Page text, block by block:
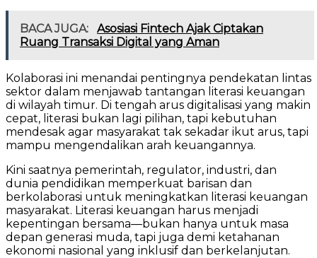
BACA JUGA:
Asosiasi Fintech Ajak Ciptakan
Ruang Transaksi Digital yang Aman
Kolaborasi ini menandai pentingnya pendekatan lintas
sektor dalam menjawab tantangan literasi keuangan
di wilayah timur. Di tengah arus digitalisasi yang makin
cepat, literasi bukan lagi pilihan, tapi kebutuhan
mendesak agar masyarakat tak sekadar ikut arus, tapi
mampu mengendalikan arah keuangannya.
Kini saatnya pemerintah, regulator, industri, dan
dunia pendidikan memperkuat barisan dan
berkolaborasi untuk meningkatkan literasi keuangan
masyarakat. Literasi keuangan harus menjadi
kepentingan bersama—bukan hanya untuk masa
depan generasi muda, tapi juga demi ketahanan
ekonomi nasional yang inklusif dan berkelanjutan.